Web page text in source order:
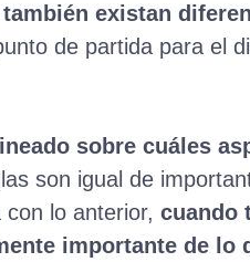
existan
de partida para el
sobre cuáles
son igual de
lo anterior, cuando
importante de lo